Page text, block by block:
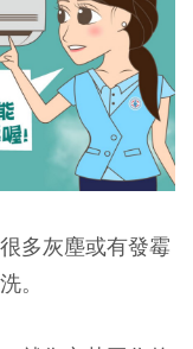
多灰塵或有發霉
。